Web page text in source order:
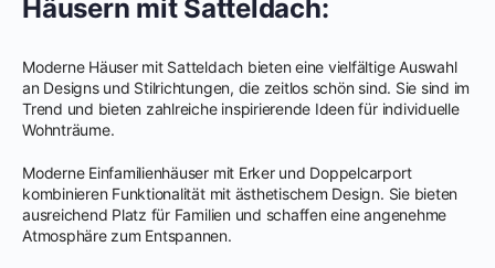
Häusern mit Satteldach:
Moderne Häuser mit Satteldach bieten eine vielfältige Auswahl
an Designs und Stilrichtungen, die zeitlos schön sind. Sie sind im
Trend und bieten zahlreiche inspirierende Ideen für individuelle
Wohnträume.
Moderne Einfamilienhäuser mit Erker und Doppelcarport
kombinieren Funktionalität mit ästhetischem Design. Sie bieten
ausreichend Platz für Familien und schaffen eine angenehme
Atmosphäre zum Entspannen.